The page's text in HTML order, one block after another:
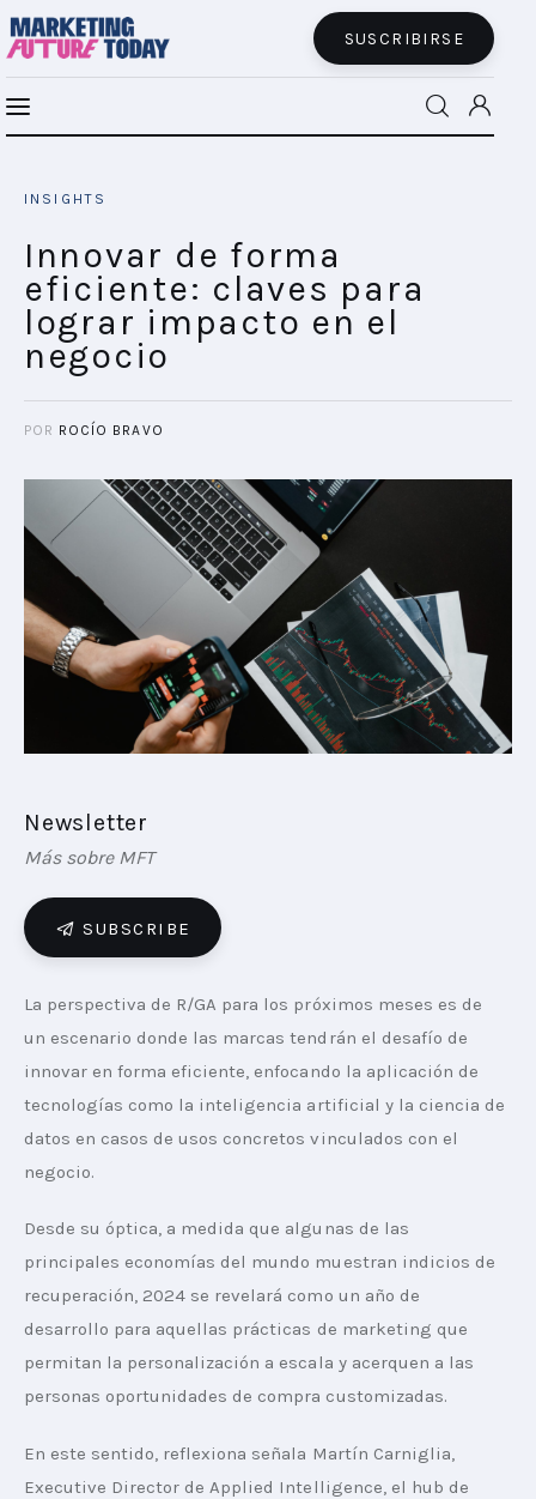
SUSCRIBIRSE
INSIGHTS
FUTURE BRAND LAB
CONECTADES
PODCAST
PLAYBOOKS
NOVEDADES DE LOS MIEMBROS
INSIGHTS
Innovar de forma
eficiente: claves para
lograr impacto en el
negocio
POR ROCÍO BRAVO
Newsletter
Más sobre MFT
SUBSCRIBE
La perspectiva de R/GA para los próximos meses es de
un escenario donde las marcas tendrán el desafío de
innovar en forma eficiente, enfocando la aplicación de
tecnologías como la inteligencia artificial y la ciencia de
datos en casos de usos concretos vinculados con el
negocio.
Desde su óptica, a medida que algunas de las
principales economías del mundo muestran indicios de
recuperación, 2024 se revelará como un año de
desarrollo para aquellas prácticas de marketing que
permitan la personalización a escala y acerquen a las
personas oportunidades de compra customizadas.
En este sentido, reflexiona señala Martín Carniglia,
Executive Director de Applied Intelligence, el hub de